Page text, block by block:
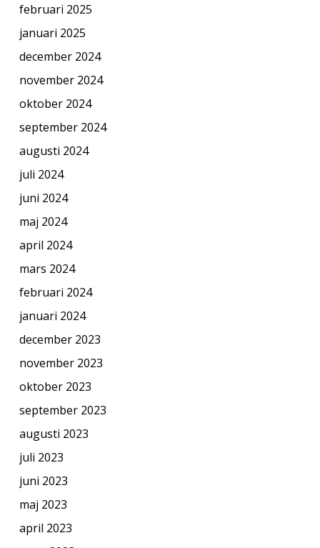
februari 2025
januari 2025
december 2024
november 2024
oktober 2024
september 2024
augusti 2024
juli 2024
juni 2024
maj 2024
april 2024
mars 2024
februari 2024
januari 2024
december 2023
november 2023
oktober 2023
september 2023
augusti 2023
juli 2023
juni 2023
maj 2023
april 2023